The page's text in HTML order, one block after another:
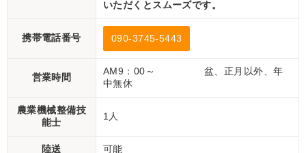
いただくとスムーズです。
携帯電話番号 090-3745-5443
営業時間
AM9：00～ 盆、正月以外、年
中無休
農業機械整備技
能士
1人
陸送 可能